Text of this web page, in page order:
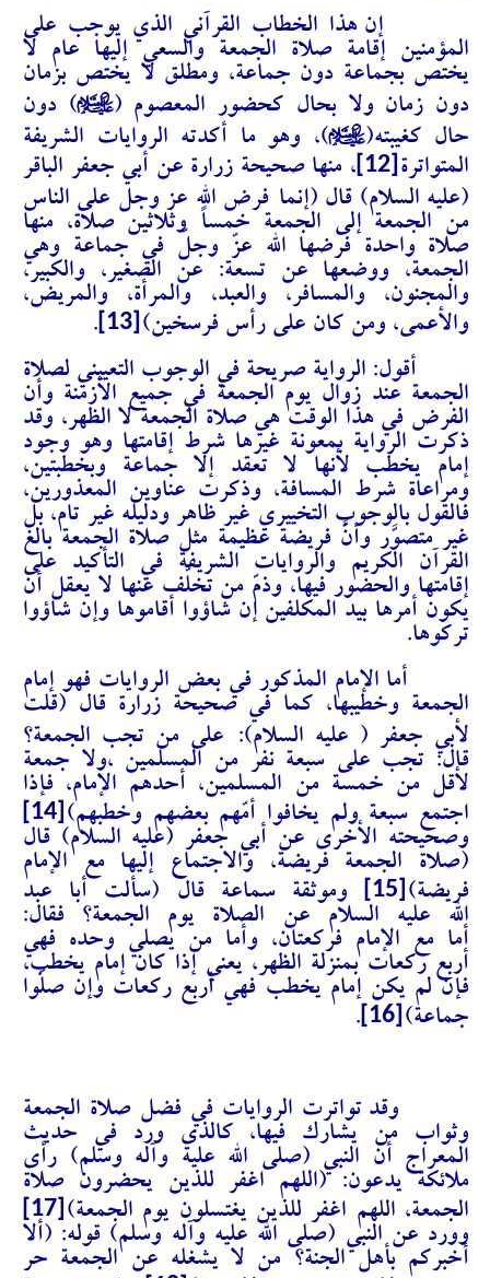
إن هذا الخطاب القرآني الذي يوجب على
المؤمنين إقامة صلاة الجمعة والسعي إليها عام لا
يختص بجماعة دون جماعة، ومطلق لا يختص بزمان
دون زمان ولا بحال كحضور المعصوم (A) دون
حال كغيبته(A)، وهو ما أكدته الروايات الشريفة
المتواترة
، منها صحيحة زرارة عن أبي جعفر الباقر
(عليه السلام) قال (إنما فرض الله عز وجل على الناس
من الجمعة إلى الجمعة خمساً وثلاثين صلاة، منها
صلاة واحدة فرضها الله عزّ وجلّ في جماعة وهي
الجمعة، ووضعها عن تسعة: عن الصغير، والكبير،
والمجنون، والمسافر، والعبد، والمرأة، والمريض،
والأعمى، ومن كان على رأس فرسخين)
.
أقول: الرواية صريحة في الوجوب التعييني لصلاة
الجمعة عند زوال يوم الجمعة في جميع الأزمنة وأن
الفرض في هذا الوقت هي صلاة الجمعة لا الظهر، وقد
ذكرت الرواية بمعونة غيرها شرط إقامتها وهو وجود
إمام يخطب لأنها لا تعقد إلا جماعة وبخطبتين،
ومراعاة شرط المسافة، وذكرت عناوين المعذورين،
فالقول بالوجوب التخييري غير ظاهر ودليله غير تام، بل
غير متصوَّر وأنَّ فريضة عظيمة مثل صلاة الجمعة بالغ
القرآن الكريم والروايات الشريفة في التأكيد على
إقامتها والحضور فيها، وذمّ من تخلّف عنها لا يعقل أن
يكون أمرها بيد المكلفين إن شاؤوا أقاموها وإن شاؤوا
تركوها.
أما الإمام المذكور في بعض الروايات فهو إمام
الجمعة وخطيبها، كما في صحيحة زرارة قال (قلت
لأبي جعفر ( عليه ‌السلام):
على من تجب الجمعة؟
قال: تجب على سبعة نفر من المسلمين ،ولا جمعة
لأقل من خمسة من المسلمين، أحدهم الإمام، فإذا
اجتمع سبعة ولم يخافوا أمّهم بعضهم وخطبهم)
وصحيحته الأخرى عن أبي جعفر (عليه السلام) قال
(صلاة الجمعة فريضة، والاجتماع إليها مع الإمام
فريضة)
وموثقة سماعة قال (سألت أبا عبد
الله عليه‌ السلام عن الصلاة يوم الجمعة؟ فقال:
أما مع الإمام فركعتان، وأما من يصلي وحده فهي
أربع ركعات بمنزلة الظهر، يعني إذا كان إمام يخطب،
فإن لم يكن إمام يخطب فهي أربع ركعات وإن صلّوا
جماعة)
.
وقد تواترت الروايات في فضل صلاة الجمعة
وثواب من يشارك فيها، كالذي ورد في حديث
المعراج أن النبي (صلى الله عليه وآله وسلم) رأى
ملائكة يدعون: (اللهم اغفر للذين يحضرون صلاة
الجمعة، اللهم اغفر للذين يغتسلون يوم الجمعة)
وورد عن النبي (صلى الله عليه وآله وسلم) قوله: (ألا
أخبركم بأهل الجنة؟ من لا يشغله عن الجمعة حر